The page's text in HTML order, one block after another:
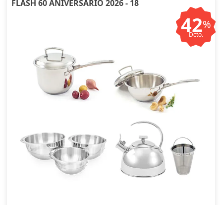
FLASH 60 ANIVERSARIO 2026 - 18
42%
Dcto.